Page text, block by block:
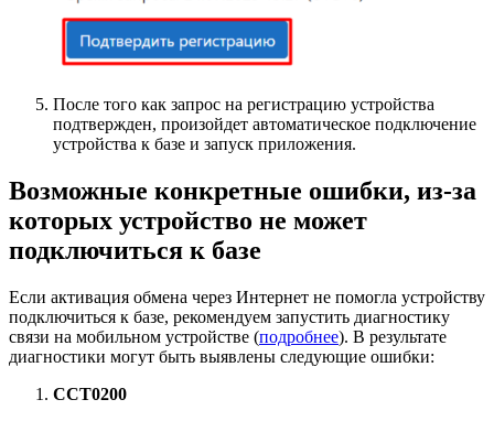
После того как запрос на регистрацию устройства
подтвержден, произойдет автоматическое подключение
устройства к базе и запуск приложения.
Возможные конкретные ошибки, из-за
которых устройство не может
подключиться к базе
Если активация обмена через Интернет не помогла устройству
подключиться к базе, рекомендуем запустить диагностику
связи на мобильном устройстве (подробнее). В результате
диагностики могут быть выявлены следующие ошибки:
CCT0200